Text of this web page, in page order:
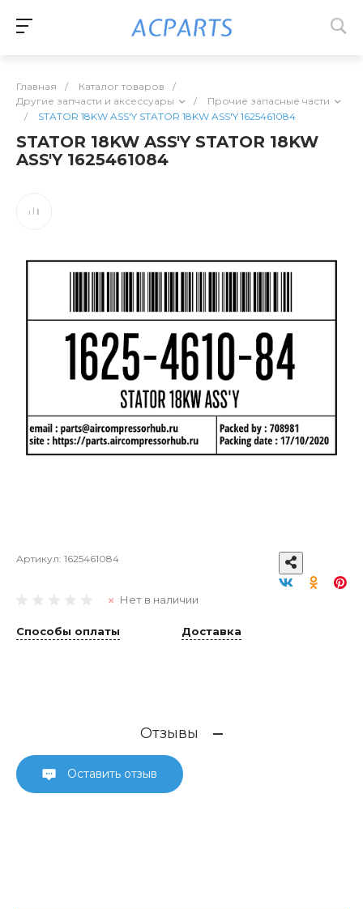
Главная / Каталог товаров
/
Другие запчасти и аксессуары
/
Прочие запасные части
/
STATOR 18KW ASS'Y STATOR 18KW ASS'Y 1625461084
STATOR 18KW ASS'Y STATOR 18KW
ASS'Y 1625461084
Артикул: 1625461084
Нет в наличии
Способы оплаты Доставка
Отзывы
Оставить отзыв